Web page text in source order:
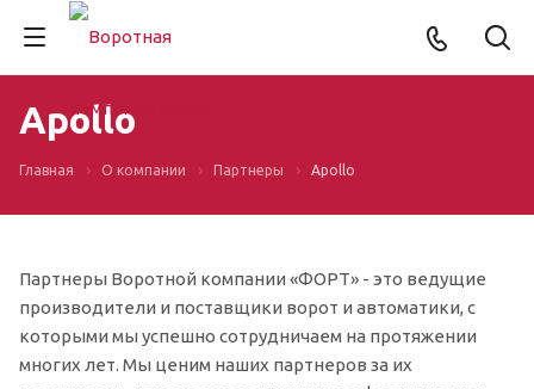
Apollo
Главная О компании Партнеры Apollo
Партнеры Воротной компании «ФОРТ» - это ведущие
производители и поставщики ворот и автоматики, с
которыми мы успешно сотрудничаем на протяжении
многих лет. Мы ценим наших партнеров за их